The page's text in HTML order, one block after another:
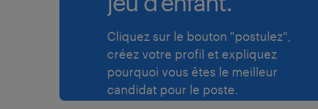
Cliquez sur le bouton "postulez",
créez votre profil et expliquez
pourquoi vous êtes le meilleur
candidat pour le poste.